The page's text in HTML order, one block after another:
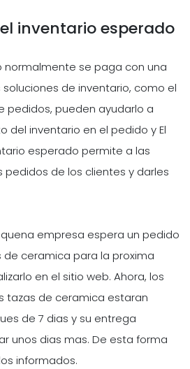
inventario esperado
normalmente se paga con una
de inventario, como el
pedidos, pueden ayudarlo a
del inventario en el pedido y El
esperado permite a las
de los clientes y darles
empresa espera un pedido
ceramica para la proxima
en el sitio web. Ahora, los
tazas de ceramica estaran
de 7 dias y su entrega
unos dias mas. De esta forma
informados.